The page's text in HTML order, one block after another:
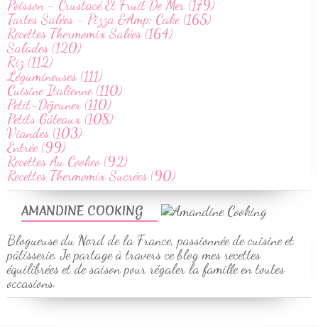
AMANDINE COOKING
Blogueuse du Nord de la France, passionnée de cuisine et
pâtisserie. Je partage à travers ce blog mes recettes
équilibrées et de saison pour régaler la famille en toutes
occasions.
Poisson - Crustacé Et Fruit De Mer (179)
Tartes Salées - Pizza &Amp; Cake (165)
Recettes Thermomix Salées (164)
Salades (120)
Riz (112)
Légumineuses (111)
Cuisine Italienne (110)
Petit-Déjeuner (110)
Petits Gâteaux (108)
Viandes (103)
Entrée (99)
Recettes Au Cookeo (92)
Recettes Thermomix Sucrées (90)